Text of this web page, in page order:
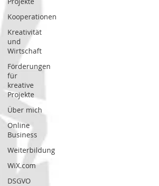
Kooperationen
Kreativität
und
Wirtschaft
Förderungen
für
kreative
Projekte
Über mich
Online
Business
Weiterbildung
WiX.com
DSGVO